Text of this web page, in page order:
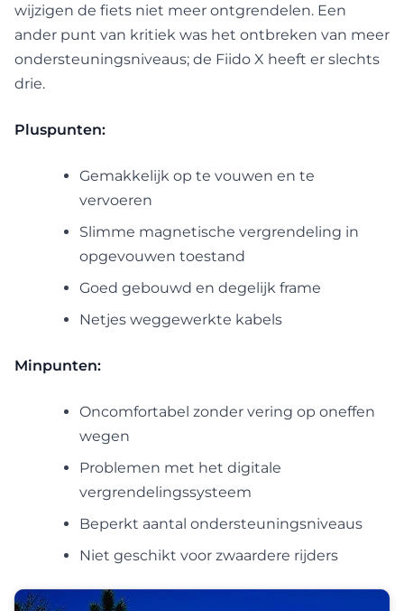
wijzigen de fiets niet meer ontgrendelen. Een
ander punt van kritiek was het ontbreken van meer
ondersteuningsniveaus; de Fiido X heeft er slechts
drie.
Pluspunten:
Gemakkelijk op te vouwen en te
vervoeren
Slimme magnetische vergrendeling in
opgevouwen toestand
Goed gebouwd en degelijk frame
Netjes weggewerkte kabels
Minpunten:
Oncomfortabel zonder vering op oneffen
wegen
Problemen met het digitale
vergrendelingssysteem
Beperkt aantal ondersteuningsniveaus
Niet geschikt voor zwaardere rijders